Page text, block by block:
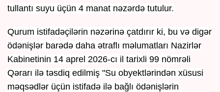
tullantı suyu üçün 4 manat nəzərdə tutulur.
Qurum istifadəçilərin nəzərinə çatdırır ki, bu və digər
ödənişlər barədə daha ətraflı məlumatları Nazirlər
Kabinetinin 14 aprel 2026-cı il tarixli 99 nömrəli
Qərarı ilə təsdiq edilmiş "Su obyektlərindən xüsusi
məqsədlər üçün istifadə ilə bağlı ödənişlərin